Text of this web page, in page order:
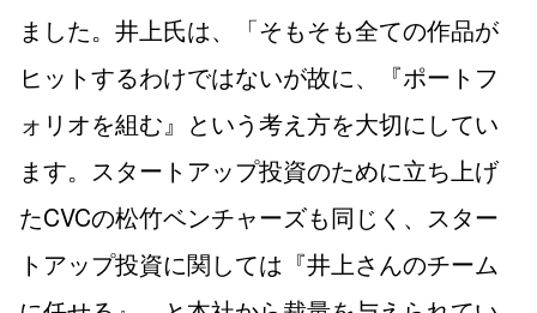
ました。井上氏は、「そもそも全ての作品が
ヒットするわけではないが故に、『ポートフ
ォリオを組む』という考え方を大切にしてい
ます。スタートアップ投資のために立ち上げ
たCVCの松竹ベンチャーズも同じく、スター
トアップ投資に関しては『井上さんのチーム